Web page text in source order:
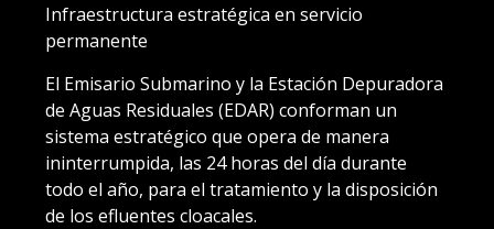
Infraestructura estratégica en servicio
permanente
El Emisario Submarino y la Estación Depuradora
de Aguas Residuales (EDAR) conforman un
sistema estratégico que opera de manera
ininterrumpida, las 24 horas del día durante
todo el año, para el tratamiento y la disposición
de los efluentes cloacales.